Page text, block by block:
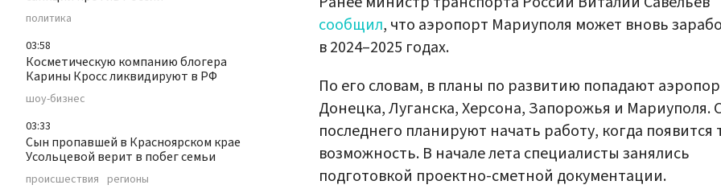
политика
03:58
Косметическую компанию блогера
Карины Кросс ликвидируют в РФ
шоу-бизнес
03:33
Сын пропавшей в Красноярском крае
Усольцевой верит в побег семьи
происшествия регионы
сообщил, что аэропорт Мариуполя может вновь
в 2024–2025 годах.
По его словам, в планы по развитию попадают
Донецка, Луганска, Херсона, Запорожья и Мариуполя.
последнего планируют начать работу, когда появится
возможность. В начале лета специалисты занялись
подготовкой проектно-сметной документации.